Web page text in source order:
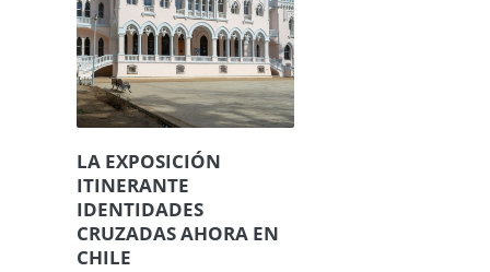
LA EXPOSICIÓN
ITINERANTE
IDENTIDADES
CRUZADAS AHORA EN
CHILE